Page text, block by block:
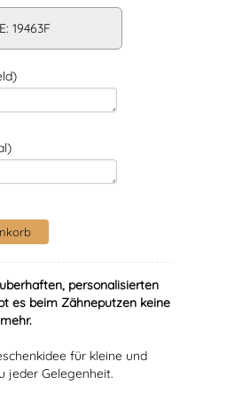
19463F
personalisierten
es beim Zähneputzen keine
für kleine und
jeder Gelegenheit.